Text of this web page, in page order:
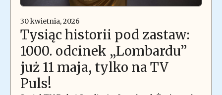
30 kwietnia, 2026
Tysiąc historii pod zastaw:
1000. odcinek „Lombardu”
już 11 maja, tylko na TV
Puls!